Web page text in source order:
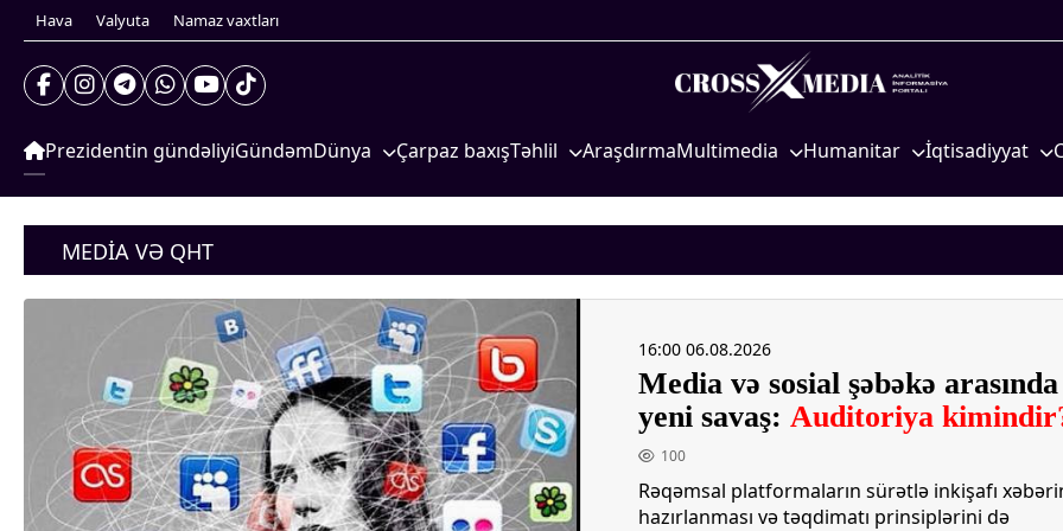
Hava Valyuta Namaz vaxtları
Prezidentin gündəliyiGündəmDünya
Cənubi Qafqaz
Yaxın Şərq
Avropa
Amerika
Asiya
Afrika
Çarpaz baxışTəhlil
Geosiyasi
Sosioloji
AraşdırmaMultimedia
Video
Humanitar
Mədəniyyət
Zəfər Diasporu
Səhiyyə
Turizm
İqtisadiyyat
Energetika
Hərbi sənaye
COP29
Dünya
Cənubi Qafqaz
Yaxın Şərq
Amerika
Asiya
Afrika
Çarpaz baxış
Təhlil
MEDIA VƏ QHT
16:00 06.08.2026
Media və sosial şəbəkə arasında
yeni savaş: Auditoriya
100
Rəqəmsal platformaların sürətlə inkişafı
hazırlanması və təqdimatı prinsiplərini də